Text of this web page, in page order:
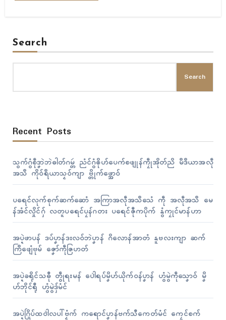
Search
Search
Recent Posts
သွက်ဂွံစဵုဒၞာဲဘဲဓါတ်ဂမ္တဴ ညံၚ်ဂွံၜိုဟ်ပေက်စဖျုန်ကၠဵုအိုတ်ညိ မဳဒဳယာအလဵု
အသဳ ကိုဝ်ရဳယာသၟဝ်ကျာ ဗ္တိုက်ဖ္အောဝ်
ပရေၚ်လုက်စုက်ဆက်ဆောံ အကြာအလဵုအသဳသေံ ကဵု အလဵုအသဳ မေ
န်အံၚ်လှိုၚ်ဂှ် လတူပရေၚ်ပၠန်ဂတး ပရေၚ်ဇီုကပိုက် နွံကၠုၚ်မာန်ဟာ
အပ္ဍဲဖာပန် ဒပ်ပၞာန်ဒးလဝ်ဘဲပၞာန် ဂိလောန်အာတံ နူဗလးကျာ ဆက်
ကြဳဖျေံဗုမ် ဇၞော်ကဵုဇြဟတ်
အပ္ဍဲခရိုၚ်သဓီု တွဵုရးမန် ပေါဲရပ်မၞိဟ်ယိုက်ဝန်ပၞာန် ဟွံမွဲကဵုသၞောဝ် မၞိ
ဟ်ဘိုၚ်ရီု ဟွံမွဲဒှ်မံၚ်
အပ္ဍဲဂြိုပ်ထဝါဲလပါ်ဗၟံက် ကရောၚ်ပၞာန်ဗက်သီကေတ်မံၚ် ကၠေၚ်စက်